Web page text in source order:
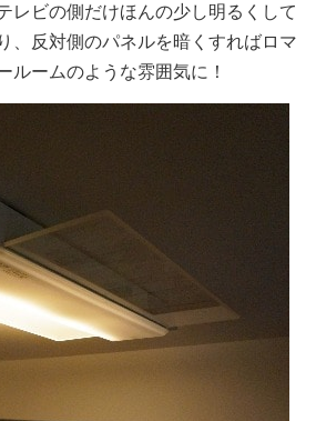
レビの側だけほんの少し明るくして
、反対側のパネルを暗くすればロマ
ルームのような雰囲気に！